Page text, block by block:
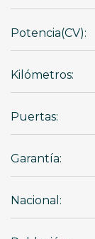
Potencia(CV):
Kilómetros:
Puertas:
Garantía:
Nacional: